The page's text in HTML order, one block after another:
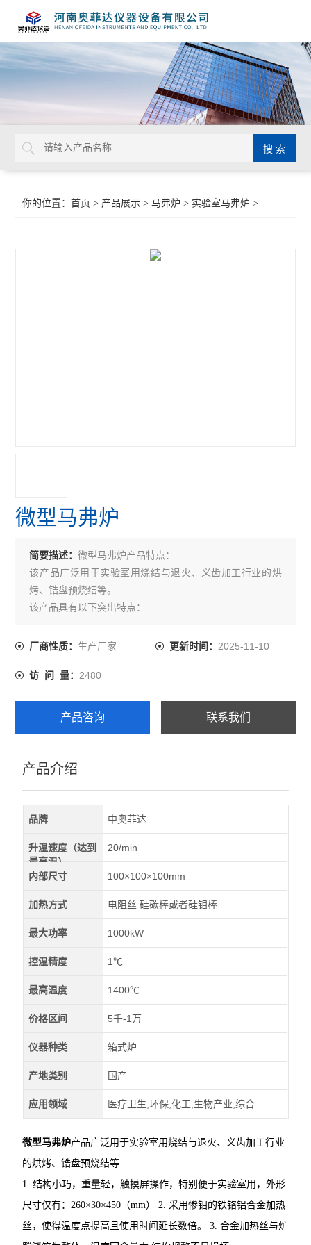
你的位置：首页 > 产品展示 >马弗炉 > 实验室马弗炉 >微型马弗炉
微型马弗炉
简要描述：微型马弗炉产品特点：
该产品广泛用于实验室用烧结与退火、义齿加工行业的烘
烤、锆盘预烧结等。
该产品具有以下突出特点：
外形尺寸仅有：260×360×450（mm）
时间延长数倍。
不易损坏。
厂商性质： 生产厂家 更新时间： 2025-11-10
访 问 量：2480
产品咨询 联系我们
产品介绍
品牌 中奥菲达
升温速度（达到
最高温）
20/min
内部尺寸 100×100×100mm
加热方式 电阻丝 硅碳棒或者硅钼棒
最大功率 1000kW
控温精度 1℃
最高温度 1400℃
价格区间 5千-1万
仪器种类 箱式炉
产地类别 国产
应用领域 医疗卫生,环保,化工,生物产业,综合
微型马弗炉产品广泛用于实验室用烧结与退火、义齿加工行业
的烘烤、锆盘预烧结等
1. 结构小巧，重量轻，触摸屏操作，特别便于实验室用，外形
尺寸仅有：260×30×450（mm） 2. 采用惨钼的铁铬铝合金加热
丝，使得温度点提高且使用时间延长数倍。 3. 合金加热丝与炉